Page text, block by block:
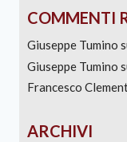
COMMENTI
Giuseppe Tumino
Giuseppe Tumino
Francesco
ARCHIVI